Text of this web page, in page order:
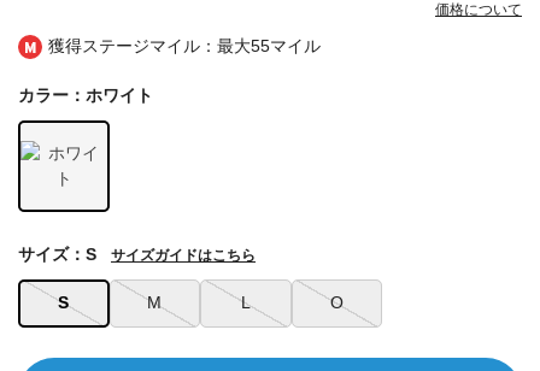
獲得ステージマイル：最大55マイル
価格について
カラー：ホワイト
S M L O
サイズ：S サイズガイドはこちら